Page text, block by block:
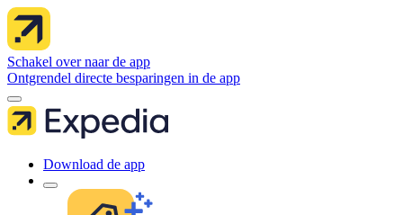
Schakel over naar de app
Ontgrendel directe besparingen in de app
Download de app